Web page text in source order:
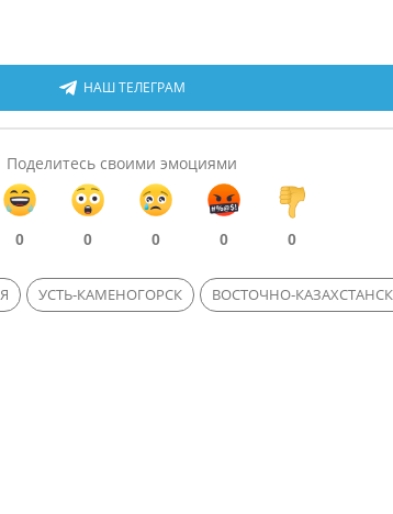
НАШ ТЕЛЕГРАМ
Поделитесь своими эмоциями
0 0 0 0 0
УСТЬ-КАМЕНОГОРСК ВОСТОЧНО-